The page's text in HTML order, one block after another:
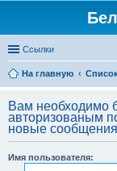
Ссылки
На главную
Вам необходимо
авторизованым
новые
Имя пользователя: